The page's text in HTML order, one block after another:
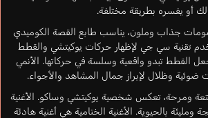
أو يفسره بطريقة مختلفة.
جذاب وملون، يناسب طابع القصة الكوميدي
تقنية سي جي لإظهار حركات يوكيتشي والقطط
القطط تبدو واقعية وسلسة في حركاتها. الأنمي
ضوئية وظلال لإبراز جمال المشاهد والأجواء.
ومرحة، تعكس شخصية يوكيتشي وساكو. الأغنية
ومليئة بالحيوية. الأغنية الختامية هي أغنية هادئة